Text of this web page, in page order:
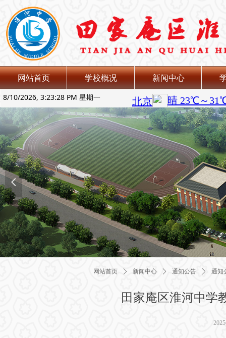
8/10/2026, 3:23:29 PM 星期一
网站首页 学校概况 新闻中心
넳
田家庵区淮河中学
网站首页 ꄲ 新闻中心 ꄲ 通知公告 ꄲ 通知